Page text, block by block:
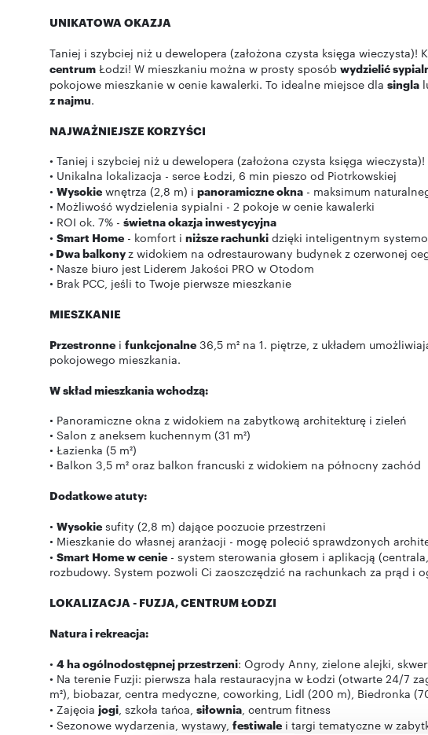
UNIKATOWA OKAZJA
Taniej i szybciej niż u dewelopera (założona czysta księga wieczysta)!
centrum Łodzi! W mieszkaniu można w prosty sposób wydzielić
pokojowe mieszkanie w cenie kawalerki. To idealne miejsce dla singla
z najmu.
NAJWAŻNIEJSZE KORZYŚCI
• Taniej i szybciej niż u dewelopera (założona czysta księga wieczysta)!
• Unikalna lokalizacja - serce Łodzi, 6 min pieszo od Piotrkowskiej
• Wysokie wnętrza (2,8 m) i panoramiczne okna - maksimum
• Możliwość wydzielenia sypialni - 2 pokoje w cenie kawalerki
• ROI ok. 7% - świetna okazja inwestycyjna
• Smart Home - komfort i niższe rachunki dzięki inteligentnym
• Dwa balkonyz widokiem na odrestaurowany budynek z czerwonej
• Nasze biuro jest Liderem Jakości PRO w Otodom
• Brak PCC, jeśli to Twoje pierwsze mieszkanie
MIESZKANIE
Przestronne i funkcjonalne 36,5 m² na 1. piętrze, z układem
pokojowego mieszkania.
W skład mieszkania wchodzą:
• Panoramiczne okna z widokiem na zabytkową architekturę i zieleń
• Salon z aneksem kuchennym (31 m²)
• Łazienka (5 m²)
• Balkon 3,5 m² oraz balkon francuski z widokiem na północny zachód
Dodatkowe atuty:
• Wysokie sufity (2,8 m) dające poczucie przestrzeni
• Mieszkanie do własnej aranżacji - mogę polecić sprawdzonych
• Smart Home w cenie - system sterowania głosem i aplikacją
rozbudowy. System pozwoli Ci zaoszczędzić na rachunkach za prąd i
LOKALIZACJA - FUZJA, CENTRUM ŁODZI
Natura i rekreacja:
• 4 ha ogólnodostępnej przestrzeni: Ogrody Anny, zielone alejki,
• Na terenie Fuzji: pierwsza hala restauracyjna w Łodzi (otwarte 24/7
m²), biobazar, centra medyczne, coworking, Lidl (200 m), Biedronka
• Zajęcia jogi, szkoła tańca, siłownia, centrum fitness
• Sezonowe wydarzenia, wystawy, festiwale i targi tematyczne w